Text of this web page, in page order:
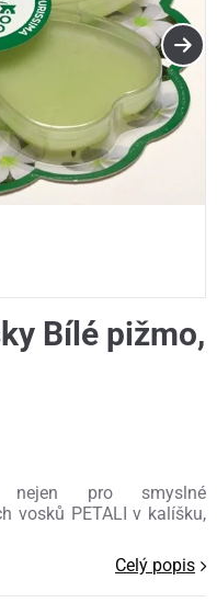
Bílé pižmo,
nejen pro smyslné
vosků PETALI v kalíšku,
Celý popis